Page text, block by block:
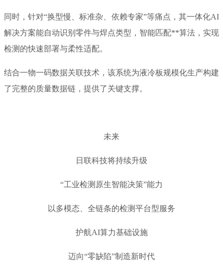
同时，针对“换型慢、标准杂、依赖专家”等痛点，其一体化AI
解决方案能自动识别零件与焊点类型，智能匹配**算法，实现
检测的快速部署与柔性适配。
结合一物一码数据关联技术，该系统为液冷板规模化生产构建
了完整的质量数据链，提供了关键支撑。
未来
日联科技将持续升级
“工业检测原生智能决策”能力
以多模态、全链条的检测平台型服务
护航AI算力基础设施
迈向“零缺陷”制造新时代